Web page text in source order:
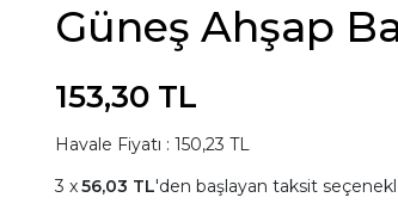
Güneş Ahşap
153,30 TL
Havale Fiyatı : 150,23 TL
56,03 TL'den başlayan taksit